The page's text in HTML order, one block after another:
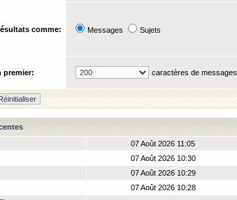
comme: Messages Sujets
premier: caractères de messages
07 Août 2026 11:05
07 Août 2026 10:30
07 Août 2026 10:29
07 Août 2026 10:28